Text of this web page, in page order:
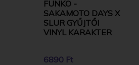
FUNKO -
SAKAMOTO DAYS X
SLUR GYŰJTŐI
VINYL KARAKTER
6890 Ft